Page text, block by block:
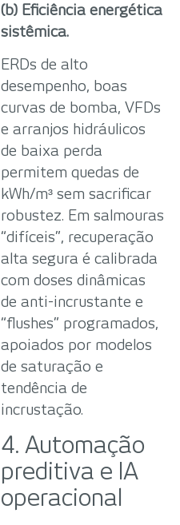
(b) Eficiência energética
sistêmica.
ERDs de alto
desempenho, boas
curvas de bomba, VFDs
e arranjos hidráulicos
de baixa perda
permitem quedas de
kWh/m³ sem sacrificar
robustez. Em salmouras
“difíceis”, recuperação
alta segura é calibrada
com doses dinâmicas
de anti-incrustante e
“flushes” programados,
apoiados por modelos
de saturação e
tendência de
incrustação.
4. Automação
preditiva e IA
operacional